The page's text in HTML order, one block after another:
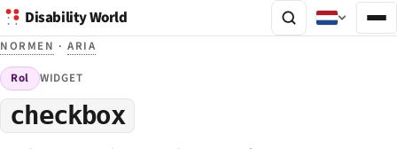
Disability World
NORMEN ·ARIA
Rol WIDGET
checkbox